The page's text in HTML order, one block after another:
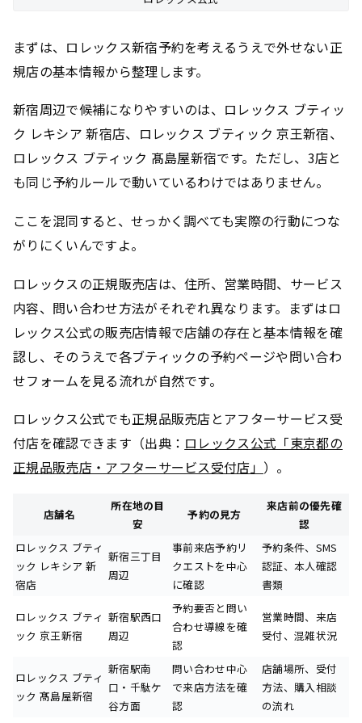
まずは、ロレックス新宿予約を考えるうえで外せない正
規店の基本情報から整理します。
新宿周辺で候補になりやすいのは、ロレックス ブティッ
ク レキシア 新宿店、ロレックス ブティック 京王新宿、
ロレックス ブティック 髙島屋新宿です。ただし、3店と
も同じ予約ルールで動いているわけではありません。
ここを混同すると、せっかく調べても実際の行動につな
がりにくいんですよ。
ロレックスの正規販売店は、住所、営業時間、サービス
内容、問い合わせ方法がそれぞれ異なります。まずはロ
レックス公式の販売店情報で店舗の存在と基本情報を確
認し、そのうえで各ブティックの予約ページや問い合わ
せフォームを見る流れが自然です。
ロレックス公式でも正規品販売店とアフターサービス受
付店を確認できます（出典： ロレックス公式「東京都の
正規品販売店・アフターサービス受付店」 ）。
店舗名
所在地の目
安
予約の見方
来店前の優先確
認
ロレックス ブティ
ック レキシア 新
宿店
新宿三丁目
周辺
事前来店予約リ
クエストを中心
に確認
予約条件、SMS
認証、本人確認
書類
ロレックス ブティ
ック 京王新宿
新宿駅西口
周辺
予約要否と問い
合わせ導線を確
認
営業時間、来店
受付、混雑状況
ロレックス ブティ
ック 髙島屋新宿
新宿駅南
口・千駄ケ
谷方面
問い合わせ中心
で来店方法を確
認
店舗場所、受付
方法、購入相談
の流れ